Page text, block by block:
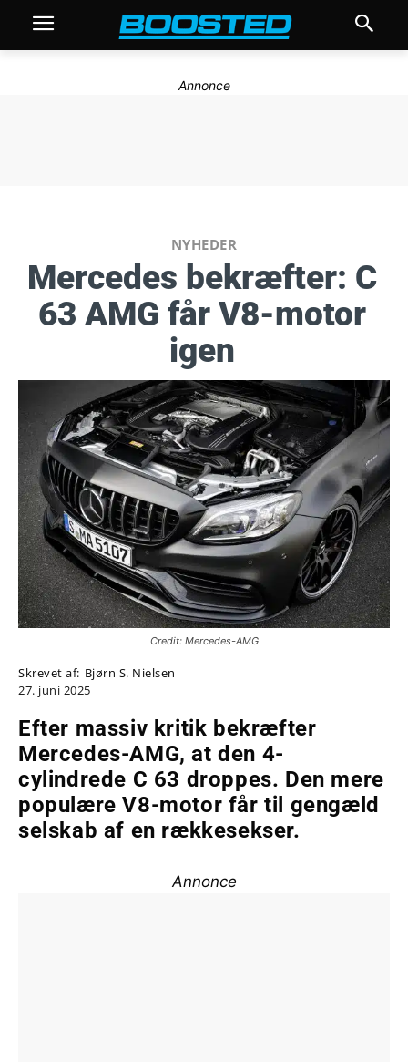
Annonce
NYHEDER
Mercedes bekræfter: C
63 AMG får V8-motor
igen
Credit: Mercedes-AMG
Skrevet af: Bjørn S. Nielsen
27. juni 2025
Efter massiv kritik bekræfter
Mercedes-AMG, at den 4-
cylindrede C 63 droppes. Den mere
populære V8-motor får til gengæld
selskab af en rækkesekser.
Annonce